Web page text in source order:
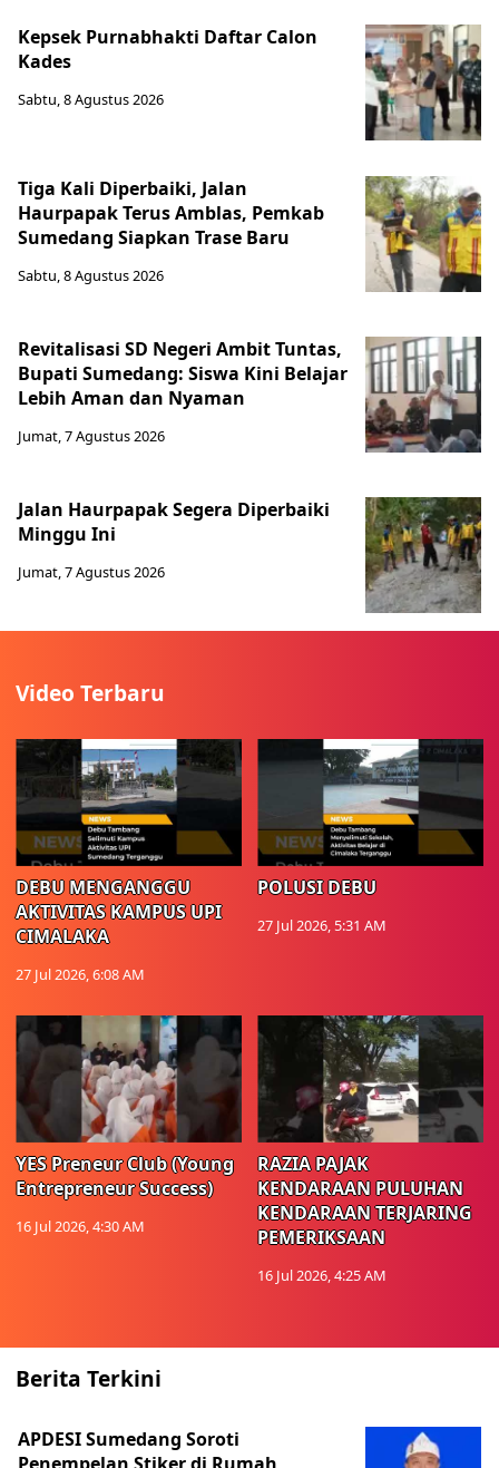
Kepsek Purnabhakti Daftar Calon
Kades
Sabtu, 8 Agustus 2026
Tiga Kali Diperbaiki, Jalan
Haurpapak Terus Amblas, Pemkab
Sumedang Siapkan Trase Baru
Sabtu, 8 Agustus 2026
Revitalisasi SD Negeri Ambit Tuntas,
Bupati Sumedang: Siswa Kini Belajar
Lebih Aman dan Nyaman
Jumat, 7 Agustus 2026
Jalan Haurpapak Segera Diperbaiki
Minggu Ini
Jumat, 7 Agustus 2026
Video Terbaru
DEBU MENGANGGU
AKTIVITAS KAMPUS UPI
CIMALAKA
27 Jul 2026, 6:08 AM
POLUSI DEBU
27 Jul 2026, 5:31 AM
YES Preneur Club (Young
Entrepreneur Success)
16 Jul 2026, 4:30 AM
RAZIA PAJAK
KENDARAAN PULUHAN
KENDARAAN TERJARING
PEMERIKSAAN
16 Jul 2026, 4:25 AM
Berita Terkini
APDESI Sumedang Soroti